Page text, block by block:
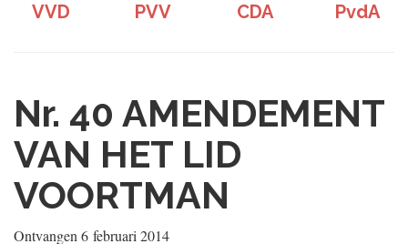
VVD
PVV CDA PvdA
Nr. 40 AMENDEMENT
VAN HET LID
VOORTMAN
Ontvangen 6 februari 2014